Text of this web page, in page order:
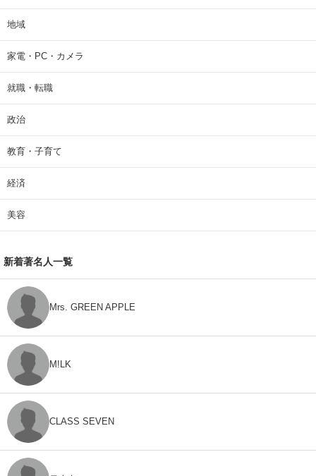
地域
家電・PC・カメラ
就職・転職
政治
教育・子育て
経済
美容
新着著名人一覧
Mrs. GREEN APPLE
M!LK
CLASS SEVEN